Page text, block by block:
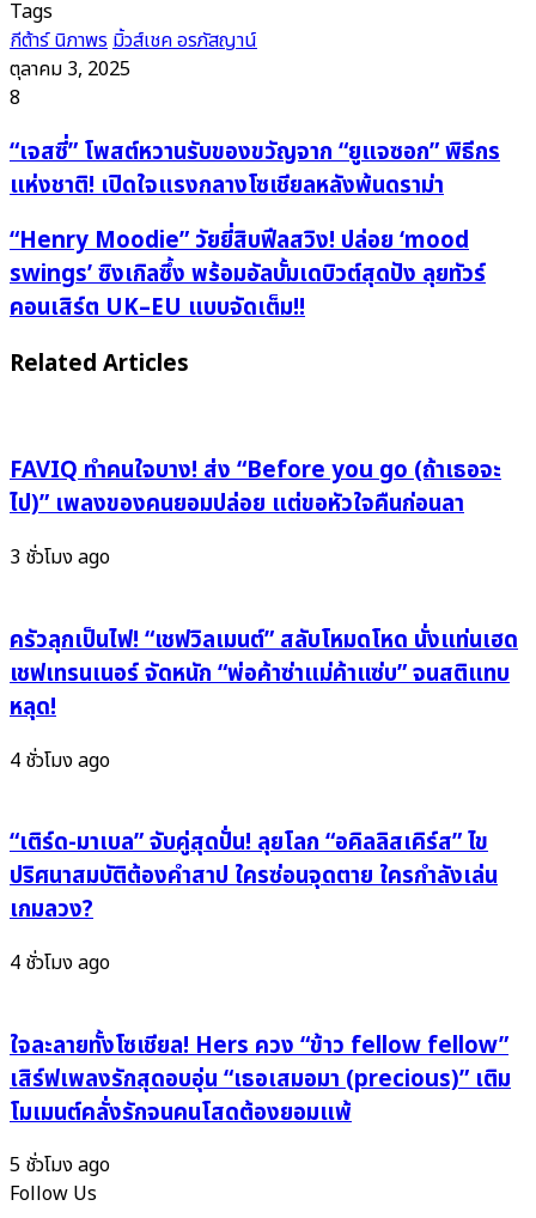
Tags
กีต้าร์ นิภาพรมิ้วส์เชค อรภัสญาน์
ตุลาคม 3, 2025
8
“เจส
ซี่”
หวาน
รับ
ของ
ขวัญ
จาก
“ยู
พิธีกร
แห่ง
ชาติ!
เปิด
กลาง
โซ
ล
หลัง
“เจสซี่” โพสต์หวานรับของขวัญจาก “ยูแจซอก” พิธีกร
แห่งชาติ! เปิดใจแรงกลางโซเชียลหลังพ้นดราม่า
“Henry
Moodie”
วัย
ยี่
สิบ
ฟีล
‘mood
swings’
ซิงเกิล
ซึ้ง
เด
บิ
วต์
สุด
ปัง
คอนเสิร์ต
UK–
EU
แบบ
จัด
“Henry Moodie” วัยยี่สิบฟีลสวิง! ปล่อย ‘mood
swings’ ซิงเกิลซึ้ง พร้อมอัลบั้มเดบิวต์สุดปัง ลุยทัวร์
คอนเสิร์ต UK–EU แบบจัดเต็ม!!
Related Articles
FAVIQ ทำคนใจบาง! ส่ง “Before you go (ถ้าเธอจะ
ไป)” เพลงของคนยอมปล่อย แต่ขอหัวใจคืนก่อนลา
3 ชั่วโมง ago
ครัวลุกเป็นไฟ! “เชฟวิลเมนต์” สลับโหมดโหด นั่งแท่นเฮด
เชฟเทรนเนอร์ จัดหนัก “พ่อค้าซ่าแม่ค้าแซ่บ” จนสติแทบ
หลุด!
4 ชั่วโมง ago
“เติร์ด-มาเบล” จับคู่สุดปั่น! ลุยโลก “อคิลลิสเคิร์ส” ไข
ปริศนาสมบัติต้องคำสาป ใครซ่อนจุดตาย ใครกำลังเล่น
เกมลวง?
4 ชั่วโมง ago
ใจละลายทั้งโซเชียล! Hers ควง “ข้าว fellow fellow”
เสิร์ฟเพลงรักสุดอบอุ่น “เธอเสมอมา (precious)” เติม
โมเมนต์คลั่งรักจนคนโสดต้องยอมแพ้
5 ชั่วโมง ago
Follow Us